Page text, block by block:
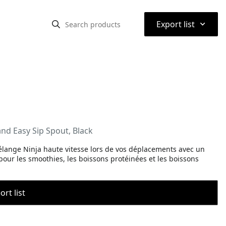
Export list ⌃
Easy Sip Spout, Black
Ninja haute vitesse lors de vos déplacements avec un
les smoothies, les boissons protéinées et les boissons
list